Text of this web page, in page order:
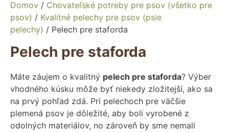
Domov / Chovateľské potreby pre psov (všetko pre
psov) / Kvalitné pelechy pre psov (psie
pelechy) / Pelech pre staforda
Pelech pre staforda
Máte záujem o kvalitný pelech pre staforda? Výber
vhodného kúsku môže byť niekedy zložitejší, ako sa
na prvý pohľad zdá. Pri pelechoch pre väčšie
plemená psov je dôležité, aby boli vyrobené z
odolných materiálov, no zároveň by sme nemali